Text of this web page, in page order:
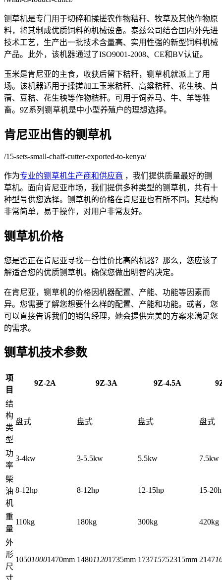
铡草机是专门用于切碎和揉搓农作物秸秆、牧草及其他作物原
料，将其制成优质饲料的机械设备。泰兹公司结合国内外先进
技术工艺，生产出一批技术含量高、实用性强的新型饲料机械
产品。此外，该机器通过了ISO9001-2008、CE和BV认证。
玉米是肯尼亚的主食，收获后留下秸秆，铡草机就派上了用
场。该机器适用于揉搓加工玉米秸秆、高粱秸秆、花生秧、苜
蓿、豆秸、花生秧等作物秸秆。可用于饲养马、牛、羊等牲
畜。9Z系列铡草机是中小型养殖户的理想选择。
肯尼亚出售的铡草机
/15-sets-small-chaff-cutter-exported-to-kenya/
作为专业的铡草机生产商和供应商 ，我们提供质量最好的铡
草机。面向肯尼亚市场，我们提供多种类型的铡草机，共有十
种型号供您选择。铡草机的价格在肯尼亚也有所不同。其结构
非常简单，易于操作，对用户非常友好。
铡草机价格
您是否正在肯尼亚寻找一台性价比高的机器？那么，您应该了
解适合您的优质铡草机。确保您做出明智的决定。
在肯尼亚，铡草机的价格因机器配置、产能、功能等因素而
异。您需要了解您想要什么样的配置、产能和功能。或者，您
可以直接告诉我们的销售经理，她会提供完美的方案来满足您
的需求。
铡草机技术参数
项
目
9Z-2A 9Z-3A 9Z-4.5A
结
构
类
型
盘式 盘式 盘式 盘式
功
率
3-4kw 3-5.5kw 5.5kw 7.5kw
柴
油
机
8-12hp 8-12hp 12-15hp 15-
重
量
110kg 180kg 300kg 420kg
外
形
尺
105010001470mm 148011201735mm 173715752315mm 2147